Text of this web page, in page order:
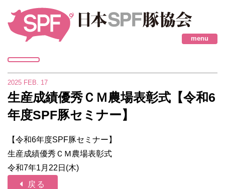
menu
2025 FEB. 17
生産成績優秀ＣＭ農場表彰式【令和6
年度SPF豚セミナー】
【令和6年度SPF豚セミナー】
生産成績優秀ＣＭ農場表彰式
令和7年1月22日(木)
戻る